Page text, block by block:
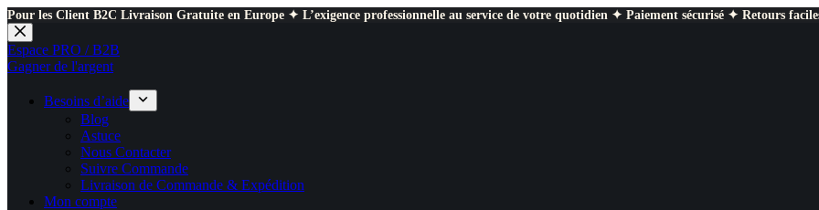
Pour les Client B2C Livraison Gratuite en Europe ✦ L’exigence professionnelle au service de votre quotidien ✦ Paiement sécurisé ✦ Retours
Passer
au
contenu
Espace PRO / B2B
Gagner de l'argent
Besoins d’aide
Blog
Astuce
Nous Contacter
Suivre Commande
Livraison de Commande & Expédition
Mon compte